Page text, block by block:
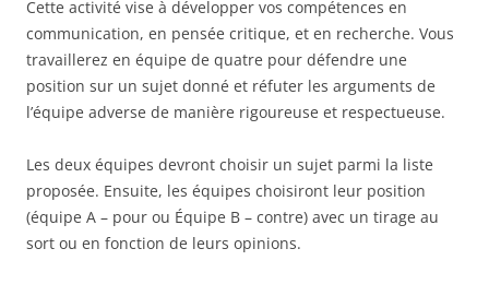
Cette activité vise à développer vos compétences en
communication, en pensée critique, et en recherche. Vous
travaillerez en équipe de quatre pour défendre une
position sur un sujet donné et réfuter les arguments de
l’équipe adverse de manière rigoureuse et respectueuse.
Les deux équipes devront choisir un sujet parmi la liste
proposée. Ensuite, les équipes choisiront leur position
(équipe A – pour ou Équipe B – contre) avec un tirage au
sort ou en fonction de leurs opinions.